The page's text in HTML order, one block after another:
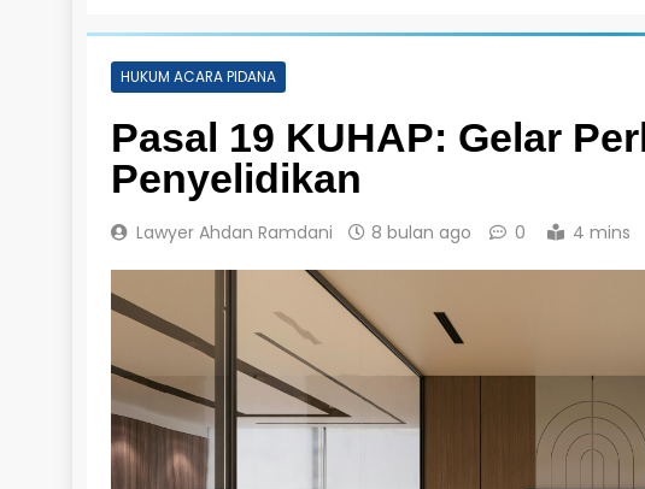
HUKUM ACARA PIDANA
Pasal 19 KUHAP: Gelar
Penyelidikan
Lawyer Ahdan Ramdani 8 bulan ago 0 4 mins